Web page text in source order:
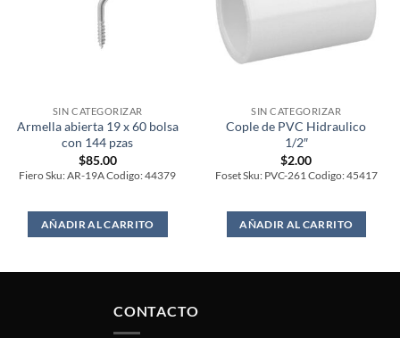
SIN CATEGORIZAR
Armella abierta 19 x 60 bolsa
con 144 pzas
$85.00
Fiero Sku: AR-19A Codigo: 44379
AÑADIR AL CARRITO
SIN CATEGORIZAR
Cople de PVC Hidraulico
1/2″
$2.00
Foset Sku: PVC-261 Codigo: 45417
AÑADIR AL CARRITO
CONTACTO